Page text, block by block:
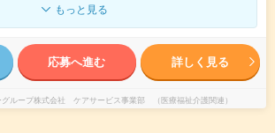
もっと見る
応募へ進む 詳しく見る
グループ株式会社 ケアサービス事業部 （医療福祉介護関連）